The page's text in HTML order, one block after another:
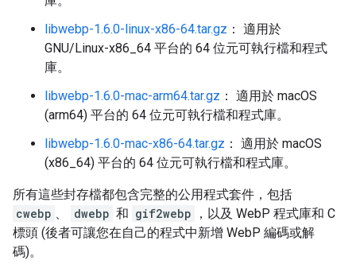
libwebp-1.6.0-linux-x86-64.tar.gz ： 適用於
GNU/Linux-x86_64 平台的 64 位元可執行檔和程式
庫。
libwebp-1.6.0-mac-arm64.tar.gz ： 適用於 macOS
(arm64) 平台的 64 位元可執行檔和程式庫。
libwebp-1.6.0-mac-x86-64.tar.gz ： 適用於 macOS
(x86_64) 平台的 64 位元可執行檔和程式庫。
所有這些封存檔都包含完整的公用程式套件，包括
cwebp 、 dwebp 和 gif2webp
，以及 WebP 程式庫和 C
標頭 (後者可讓您在自己的程式中新增 WebP 編碼或解
碼)。